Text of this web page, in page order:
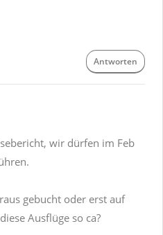
Antworten
wir dürfen im Feb
gebucht oder erst auf
Ausflüge so ca?